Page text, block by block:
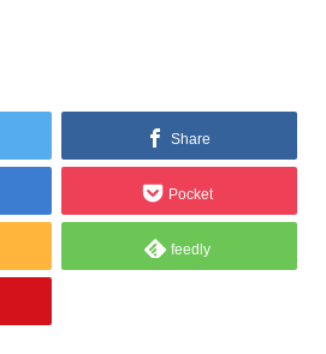
Share
Pocket
feedly